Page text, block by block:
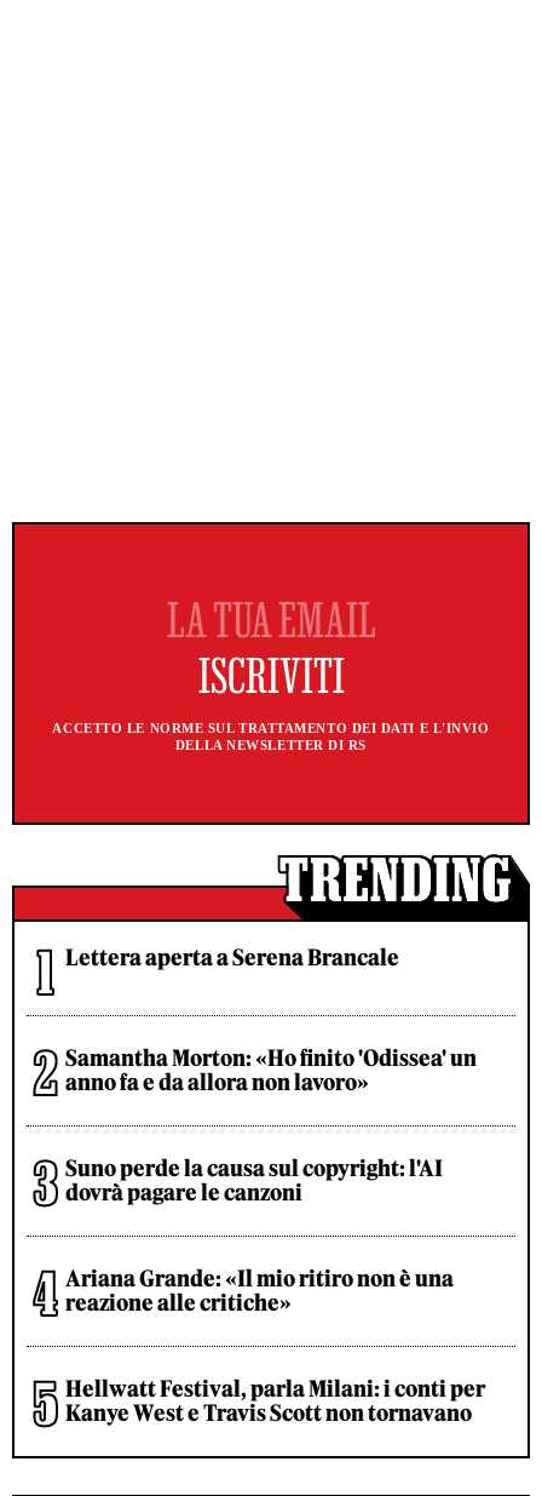
ACCETTO LE NORME SUL TRATTAMENTO DEI DATI E L'INVIO
DELLA NEWSLETTER DI RS
Lettera aperta a Serena Brancale
Samantha Morton: «Ho finito 'Odissea' un
anno fa e da allora non lavoro»
Suno perde la causa sul copyright: l'AI
dovrà pagare le canzoni
Ariana Grande: «Il mio ritiro non è una
reazione alle critiche»
Hellwatt Festival, parla Milani: i conti per
Kanye West e Travis Scott non tornavano